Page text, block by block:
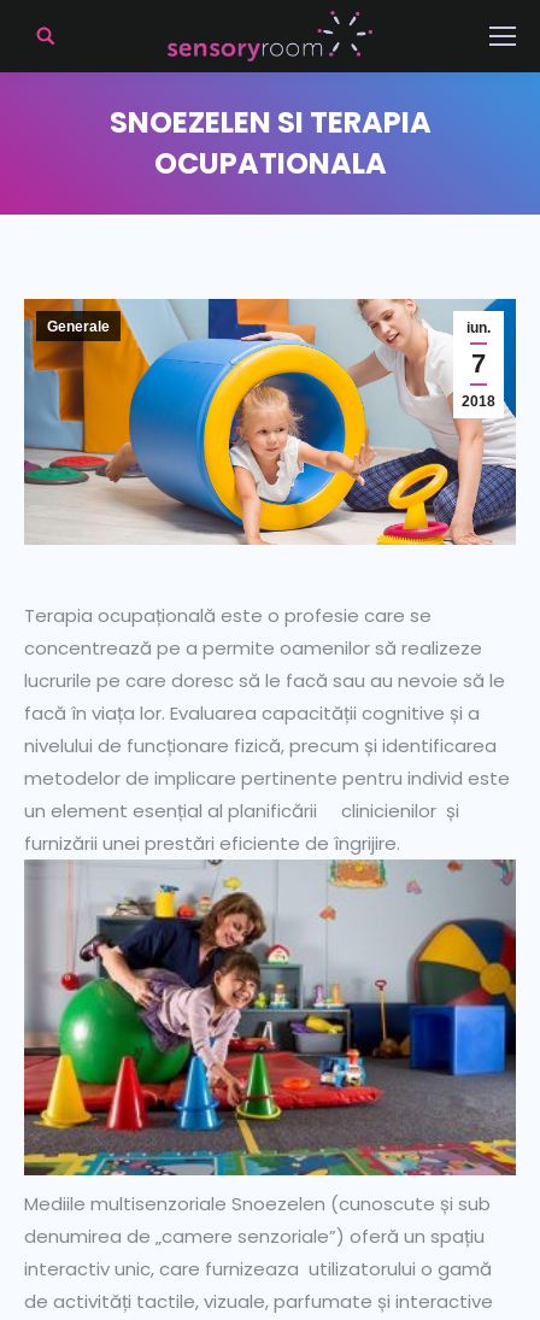
SNOEZELEN SI TERAPIA
OCUPATIONALA
iun.
7
2018
Generale
Terapia ocupațională este o profesie care se
concentrează pe a permite oamenilor să realizeze
lucrurile pe care doresc să le facă sau au nevoie să le
facă în viața lor. Evaluarea capacității cognitive și a
nivelului de funcționare fizică, precum și identificarea
metodelor de implicare pertinente pentru individ este
un element esențial al planificării clinicienilor și
furnizării unei prestări eficiente de îngrijire.
Mediile multisenzoriale Snoezelen (cunoscute și sub
denumirea de „camere senzoriale”) oferă un spațiu
interactiv unic, care furnizeaza utilizatorului o gamă
de activități tactile, vizuale, parfumate și interactive